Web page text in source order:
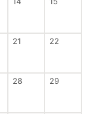
21 22
28 29